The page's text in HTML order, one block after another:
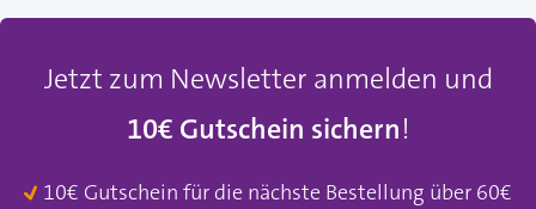
Jetzt zum Newsletter anmelden und
10€ Gutschein sichern!
10€ Gutschein für die nächste Bestellung über 60€